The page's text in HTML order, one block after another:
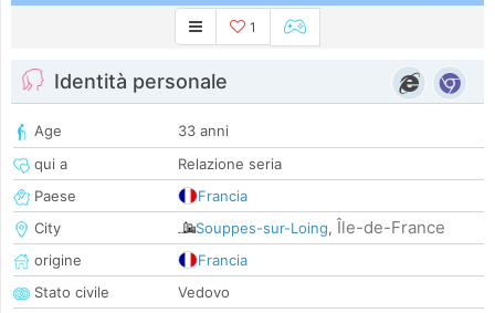
1
Identità personale
Age
33 anni
qui a
Relazione seria
Paese
Francia
City
Souppes-sur-Loing, Île-de-France
origine
Francia
Stato civile
Vedovo